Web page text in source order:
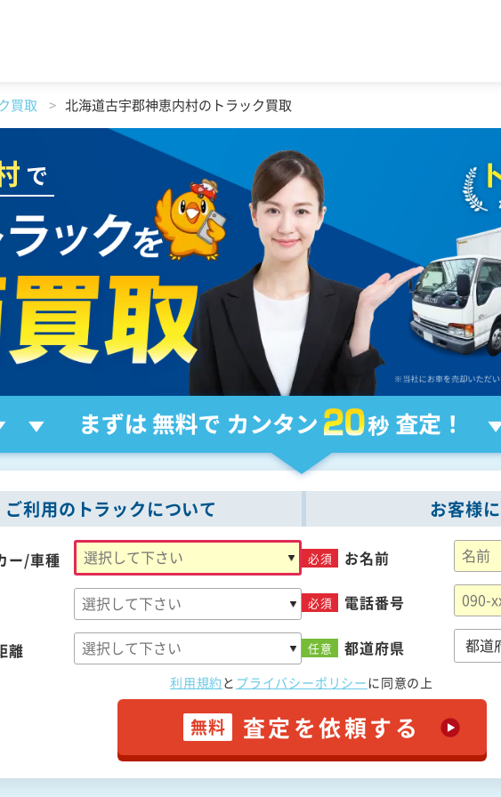
買取 北海道古宇郡神恵内村のトラック買取
で
ご利用のトラックについて
ー/車種
離
お客様
必須 お名前
必須 電話番号
任意 都道府県
利用規約 と プライバシーポリシーに同意の上
無料 査定を依頼する